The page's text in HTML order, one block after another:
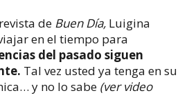
de Buen Día, Luigi­na
en el tiempo para
del pasado siguen
Tal vez usted ya tenga en su
y no lo sabe (ver video